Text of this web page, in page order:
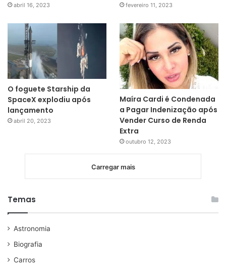
abril 16, 2023 fevereiro 11, 2023
O foguete Starship da
SpaceX explodiu após
lançamento
abril 20, 2023
Maíra Cardi é Condenada
a Pagar Indenização após
Vender Curso de Renda
Extra
outubro 12, 2023
Carregar mais
Temas
Astronomia
Biografia
Carros